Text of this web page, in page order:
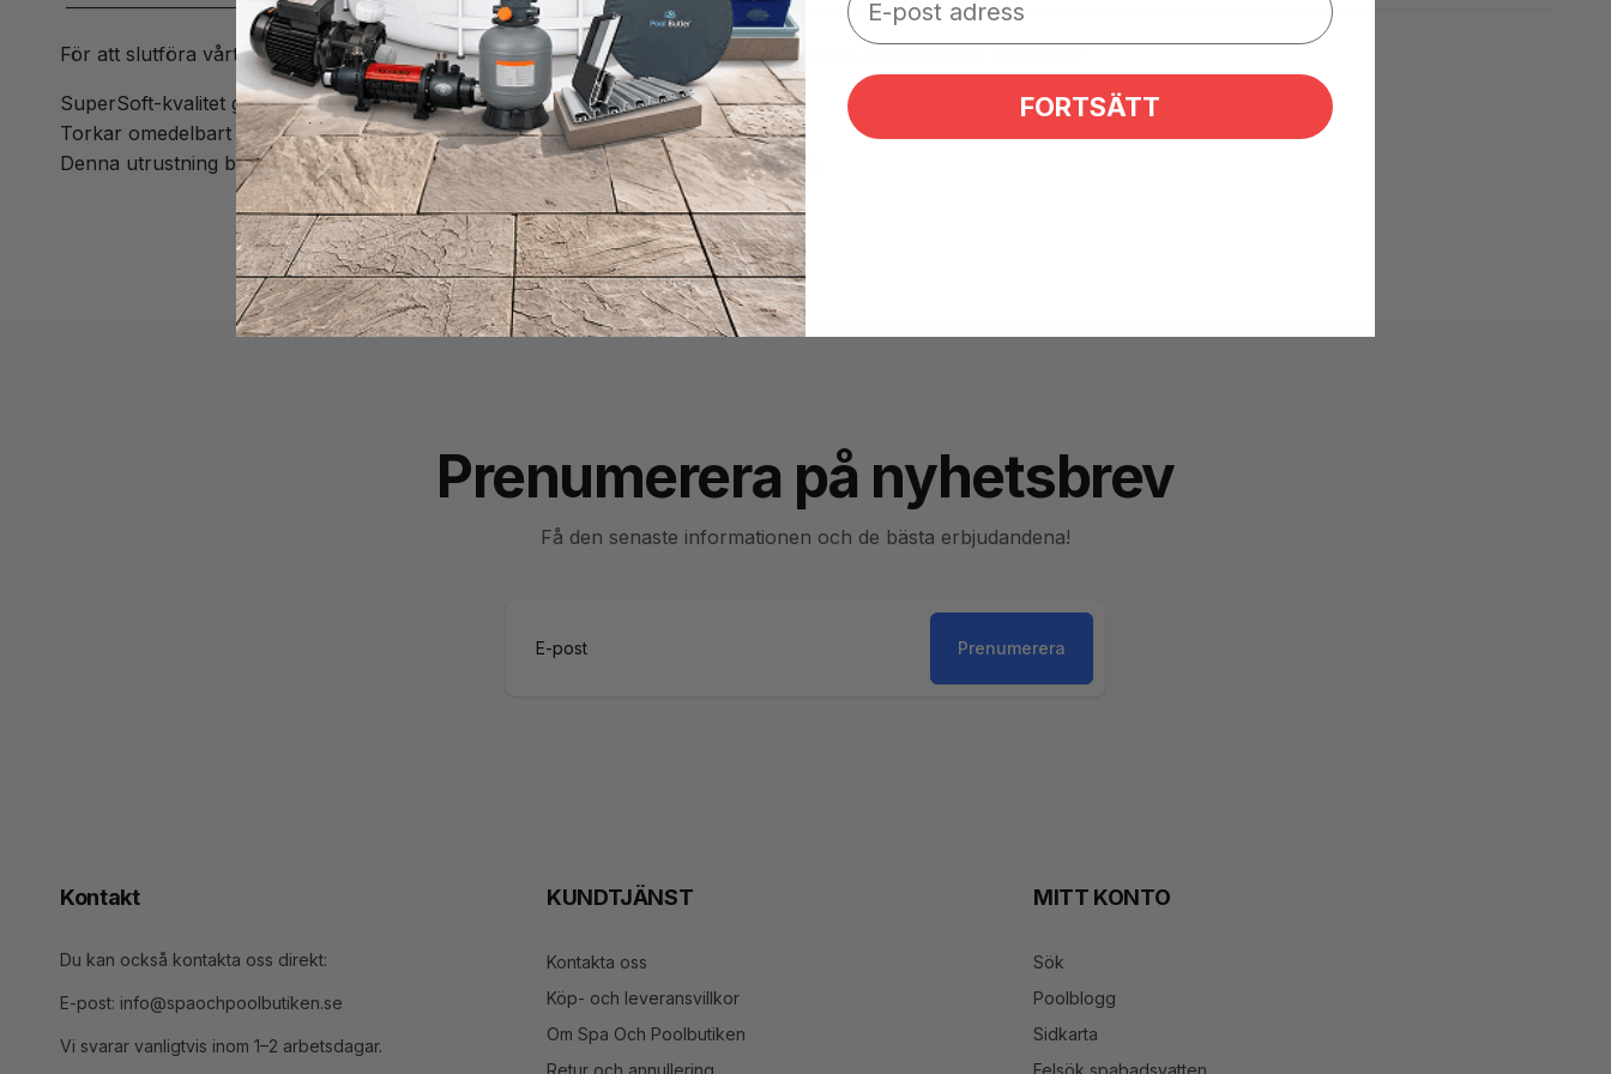
För att slutföra vårt erbjudande, med SuperSoft ankelvikter kan du få en optimal vatten aerobics som tillåter dig!
SuperSoft-kvalitet ger mjukhet mycket fin touch.
Torkar omedelbart eftersom vaten inte absorberas.
Denna utrustning blåser du inte upp, den är klar till anställning och varar i många år.
Prenumerera på nyhetsbrev
Få den senaste informationen och de bästa erbjudandena!
Prenumerera
Kontakt
Du kan också kontakta oss direkt:
E-post: info@spaochpoolbutiken.se
Vi svarar vanligtvis inom 1–2 arbetsdagar.
KUNDTJÄNST
Kontakta oss
Köp- och leveransvillkor
Om Spa Och Poolbutiken
Retur och annullering
MITT KONTO
Sök
Poolblogg
Sidkarta
Felsök spabadsvatten
FORTSÄTT